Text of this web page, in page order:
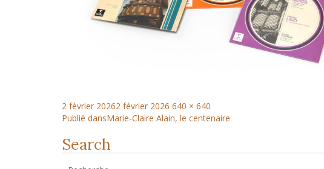
2 février 20262 février 2026 640 × 640
Publié dansMarie-Claire Alain, le centenaire
Search